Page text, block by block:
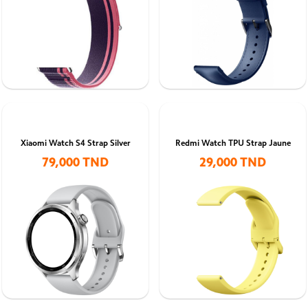
Xiaomi Watch S4 Strap Silver
79,000 TND
Redmi Watch TPU Strap Jaune
29,000 TND